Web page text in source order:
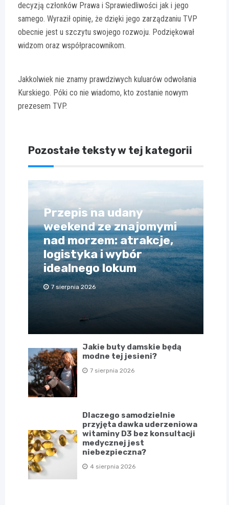
decyzją członków Prawa i Sprawiedliwości jak i jego
samego. Wyraził opinię, że dzięki jego zarządzaniu TVP
obecnie jest u szczytu swojego rozwoju. Podziękował
widzom oraz współpracownikom.
Jakkolwiek nie znamy prawdziwych kuluarów odwołania
Kurskiego. Póki co nie wiadomo, kto zostanie nowym
prezesem TVP.
Pozostałe teksty w tej kategorii
Przepis na udany
weekend ze znajomymi
nad morzem: atrakcje,
logistyka i wybór
idealnego lokum
7 sierpnia 2026
Jakie buty damskie będą
modne tej jesieni?
7 sierpnia 2026
Dlaczego samodzielnie
przyjęta dawka uderzeniowa
witaminy D3 bez konsultacji
medycznej jest
niebezpieczna?
4 sierpnia 2026